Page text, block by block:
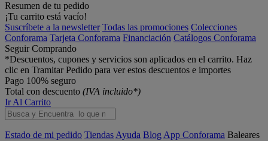
Resumen de tu pedido
¡Tu carrito está vacío!
Suscríbete a la newsletter Todas las promociones Colecciones
Conforama Tarjeta Conforama Financiación Catálogos Conforama
Seguir Comprando
*Descuentos, cupones y servicios son aplicados en el carrito. Haz
clic en Tramitar Pedido para ver estos descuentos e importes
Pago 100% seguro
Total con descuento (IVA incluido*)
Ir Al Carrito
Estado de mi pedido Tiendas Ayuda Blog App Conforama Baleares